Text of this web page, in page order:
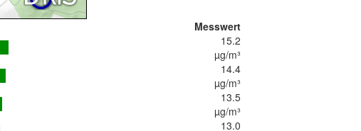
Messwert
15.2
µg/m³
14.4
µg/m³
13.5
µg/m³
13.0